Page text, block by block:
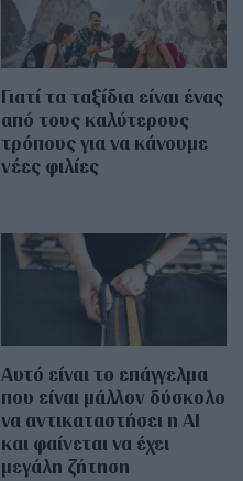
Γιατί τα ταξίδια είναι ένας
από τους καλύτερους
τρόπους για να κάνουμε
νέες φιλίες
Αυτό είναι το επάγγελμα
που είναι μάλλον δύσκολο
να αντικαταστήσει η AI
και φαίνεται να έχει
μεγάλη ζήτηση